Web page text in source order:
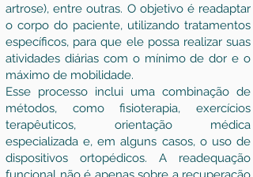
artrose), entre outras. O objetivo é readaptar
o corpo do paciente, utilizando tratamentos
específicos, para que ele possa realizar suas
atividades diárias com o mínimo de dor e o
máximo de mobilidade.
Esse processo inclui uma combinação de
métodos, como fisioterapia, exercícios
terapêuticos, orientação médica
especializada e, em alguns casos, o uso de
dispositivos ortopédicos. A readequação